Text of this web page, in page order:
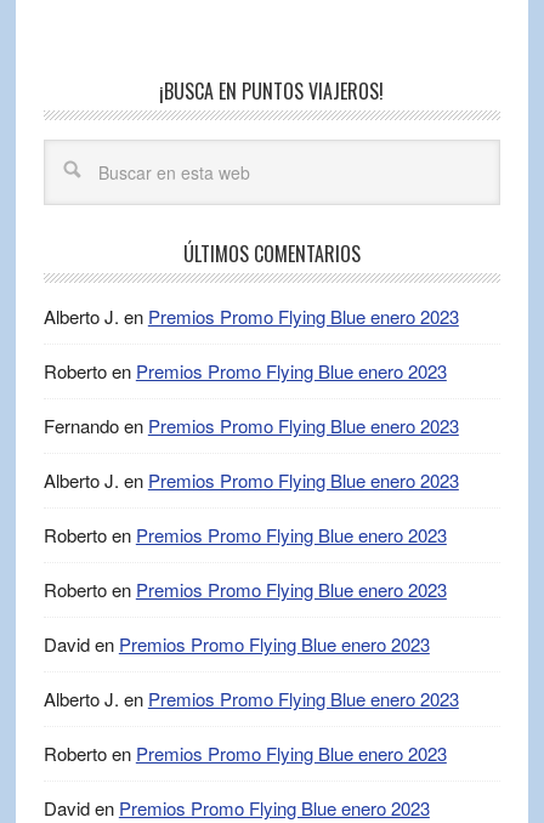
¡BUSCA EN PUNTOS VIAJEROS!
ÚLTIMOS COMENTARIOS
Alberto J. en Premios Promo Flying Blue enero 2023
Robertoen Premios Promo Flying Blue enero 2023
Fernandoen Premios Promo Flying Blue enero 2023
Alberto J. en Premios Promo Flying Blue enero 2023
Robertoen Premios Promo Flying Blue enero 2023
Robertoen Premios Promo Flying Blue enero 2023
Daviden Premios Promo Flying Blue enero 2023
Alberto J. en Premios Promo Flying Blue enero 2023
Robertoen Premios Promo Flying Blue enero 2023
Daviden Premios Promo Flying Blue enero 2023